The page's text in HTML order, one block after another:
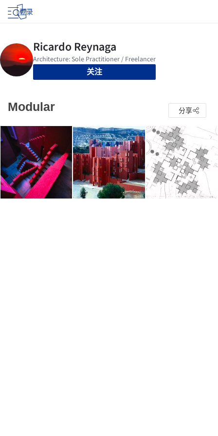
登录
关注
Modular 分享